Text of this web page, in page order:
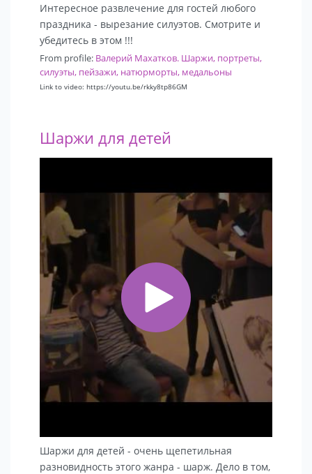
Интересное развлечение для гостей любого
праздника - вырезание силуэтов. Смотрите и
убедитесь в этом !!!
From profile: Валерий Махатков. Шаржи, портреты,
силуэты, пейзажи, натюрморты, медальоны
Link to video: https://youtu.be/rkky8tp86GM
Шаржи для детей
Шаржи для детей - очень щепетильная
разновидность этого жанра - шарж. Дело в том,